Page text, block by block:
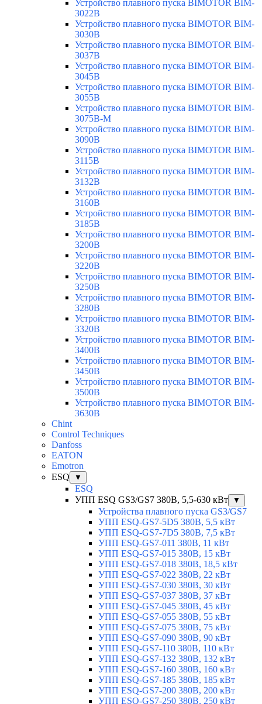
Устройство плавного пуска BIMOTOR BIM-
3022B
Устройство плавного пуска BIMOTOR BIM-
3030B
Устройство плавного пуска BIMOTOR BIM-
3037B
Устройство плавного пуска BIMOTOR BIM-
3045B
Устройство плавного пуска BIMOTOR BIM-
3055B
Устройство плавного пуска BIMOTOR BIM-
3075B-M
Устройство плавного пуска BIMOTOR BIM-
3090B
Устройство плавного пуска BIMOTOR BIM-
3115B
Устройство плавного пуска BIMOTOR BIM-
3132B
Устройство плавного пуска BIMOTOR BIM-
3160B
Устройство плавного пуска BIMOTOR BIM-
3185B
Устройство плавного пуска BIMOTOR BIM-
3200B
Устройство плавного пуска BIMOTOR BIM-
3220B
Устройство плавного пуска BIMOTOR BIM-
3250B
Устройство плавного пуска BIMOTOR BIM-
3280B
Устройство плавного пуска BIMOTOR BIM-
3320B
Устройство плавного пуска BIMOTOR BIM-
3400B
Устройство плавного пуска BIMOTOR BIM-
3450B
Устройство плавного пуска BIMOTOR BIM-
3500B
Устройство плавного пуска BIMOTOR BIM-
3630B
Chint
Control Techniques
Danfoss
EATON
Emotron
ESQ
▼
ESQ
УПП ESQ GS3/GS7 380В, 5,5-630 кВт
▼
Устройства плавного пуска GS3/GS7
УПП ESQ-GS7-5D5 380В, 5,5 кВт
УПП ESQ-GS7-7D5 380В, 7,5 кВт
УПП ESQ-GS7-011 380В, 11 кВт
УПП ESQ-GS7-015 380В, 15 кВт
УПП ESQ-GS7-018 380В, 18,5 кВт
УПП ESQ-GS7-022 380В, 22 кВт
УПП ESQ-GS7-030 380В, 30 кВт
УПП ESQ-GS7-037 380В, 37 кВт
УПП ESQ-GS7-045 380В, 45 кВт
УПП ESQ-GS7-055 380В, 55 кВт
УПП ESQ-GS7-075 380В, 75 кВт
УПП ESQ-GS7-090 380В, 90 кВт
УПП ESQ-GS7-110 380В, 110 кВт
УПП ESQ-GS7-132 380В, 132 кВт
УПП ESQ-GS7-160 380В, 160 кВт
УПП ESQ-GS7-185 380В, 185 кВт
УПП ESQ-GS7-200 380В, 200 кВт
УПП ESQ-GS7-250 380В, 250 кВт